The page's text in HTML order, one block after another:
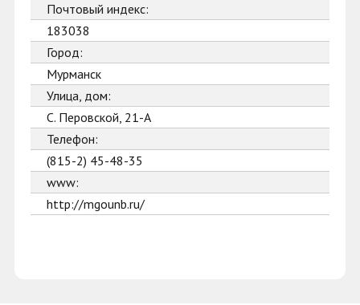
Почтовый индекс:
183038
Город:
Мурманск
Улица, дом:
С. Перовской, 21-А
Телефон:
(815-2) 45-48-35
www:
http://mgounb.ru/